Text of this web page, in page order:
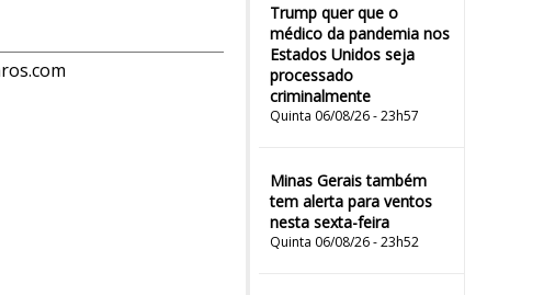
Trump quer que o
médico da pandemia nos
Estados Unidos seja
processado
criminalmente
Quinta 06/08/26 - 23h57
Minas Gerais também
tem alerta para ventos
nesta sexta-feira
Quinta 06/08/26 - 23h52